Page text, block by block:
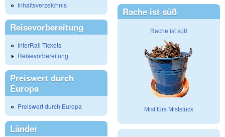
Inhaltsverzeichnis
Reisevorbereitung
InterRail-Tickets
Reisevorbereitung
Preiswert durch
Europa
Preiswert durch Europa
Länder
Rache ist süß
Rache ist süß
Mist fürs Miststück